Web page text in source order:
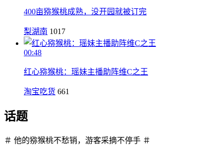
400亩猕猴桃成熟，没开园就被订完
梨湖南 1017
00:48
红心猕猴桃：瑶妹主播助阵维C之王
淘宝吃货 661
话题
＃ 他的猕猴桃不愁销，游客采摘不停手 ＃